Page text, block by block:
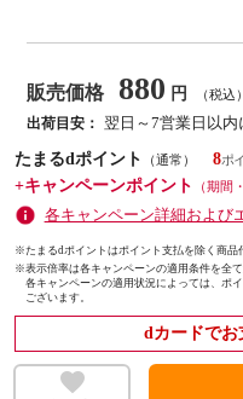
販売価格 880 円 （税込）
出荷目安： 翌日～7営業日以
たまるdポイント
（通常）
8
+キャンペーンポイント
（期間
各キャンペーン詳細および
※たまるdポイントはポイント支払を除く商品
※表示倍率は各キャンペーンの適用条件を全
各キャンペーンの適用状況によっては、ポ
ございます。
dカードでお